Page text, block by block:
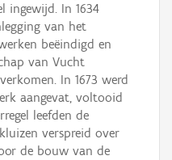
ingewijd. In 1634
van het
beëindigd en
van Vucht
In 1673 werd
aangevat, voltooid
leefden de
verspreid over
de bouw van de